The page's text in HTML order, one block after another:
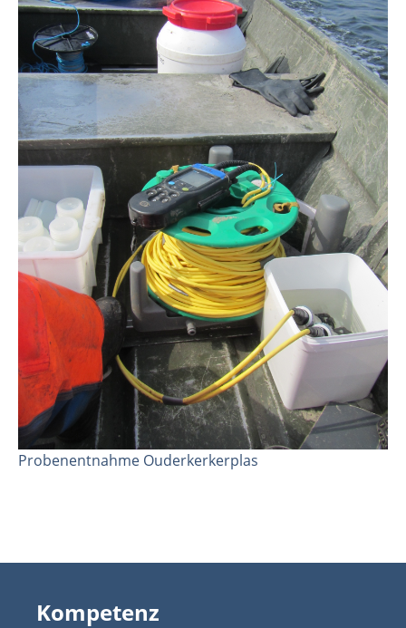
Probenentnahme Ouderkerkerplas
Kompetenz